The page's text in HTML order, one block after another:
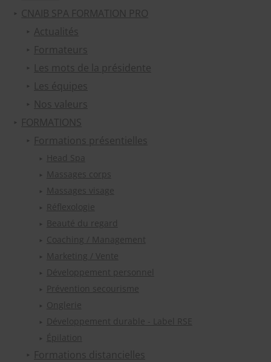
CNAIB SPA FORMATION PRO
Actualités
Formateurs
Les mots de la présidente
Les équipes
Nos valeurs
FORMATIONS
Formations présentielles
Head Spa
Massages corps
Massages visage
Réflexologie
Beauté du regard
Coaching / Management
Marketing / Vente
Développement personnel
Prévention secourisme
Onglerie
Développement durable - Label RSE
Épilation
Formations distancielles